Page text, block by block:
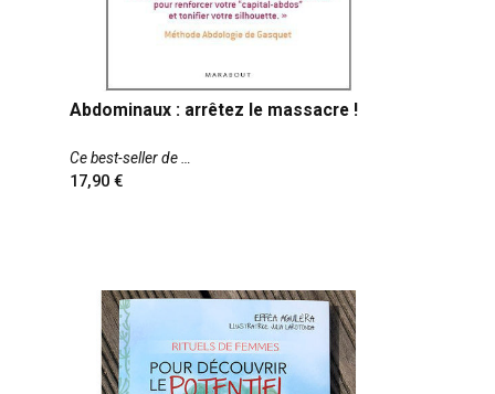
Abdominaux : arrêtez le massacre !
Ce best-seller de
17,90